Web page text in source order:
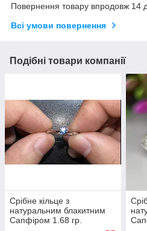
Повернення товару впродовж 14
Всі умови повернення
Подібні товари компанії
Срібне кільце з
натуральним блакитним
Сапфіром 1.68 гр.